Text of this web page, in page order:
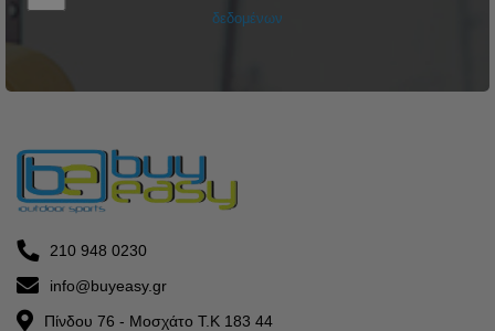
δεδομένων
210 948 0230
info@buyeasy.gr
Πίνδου 76 - Μοσχάτο Τ.Κ 183 44